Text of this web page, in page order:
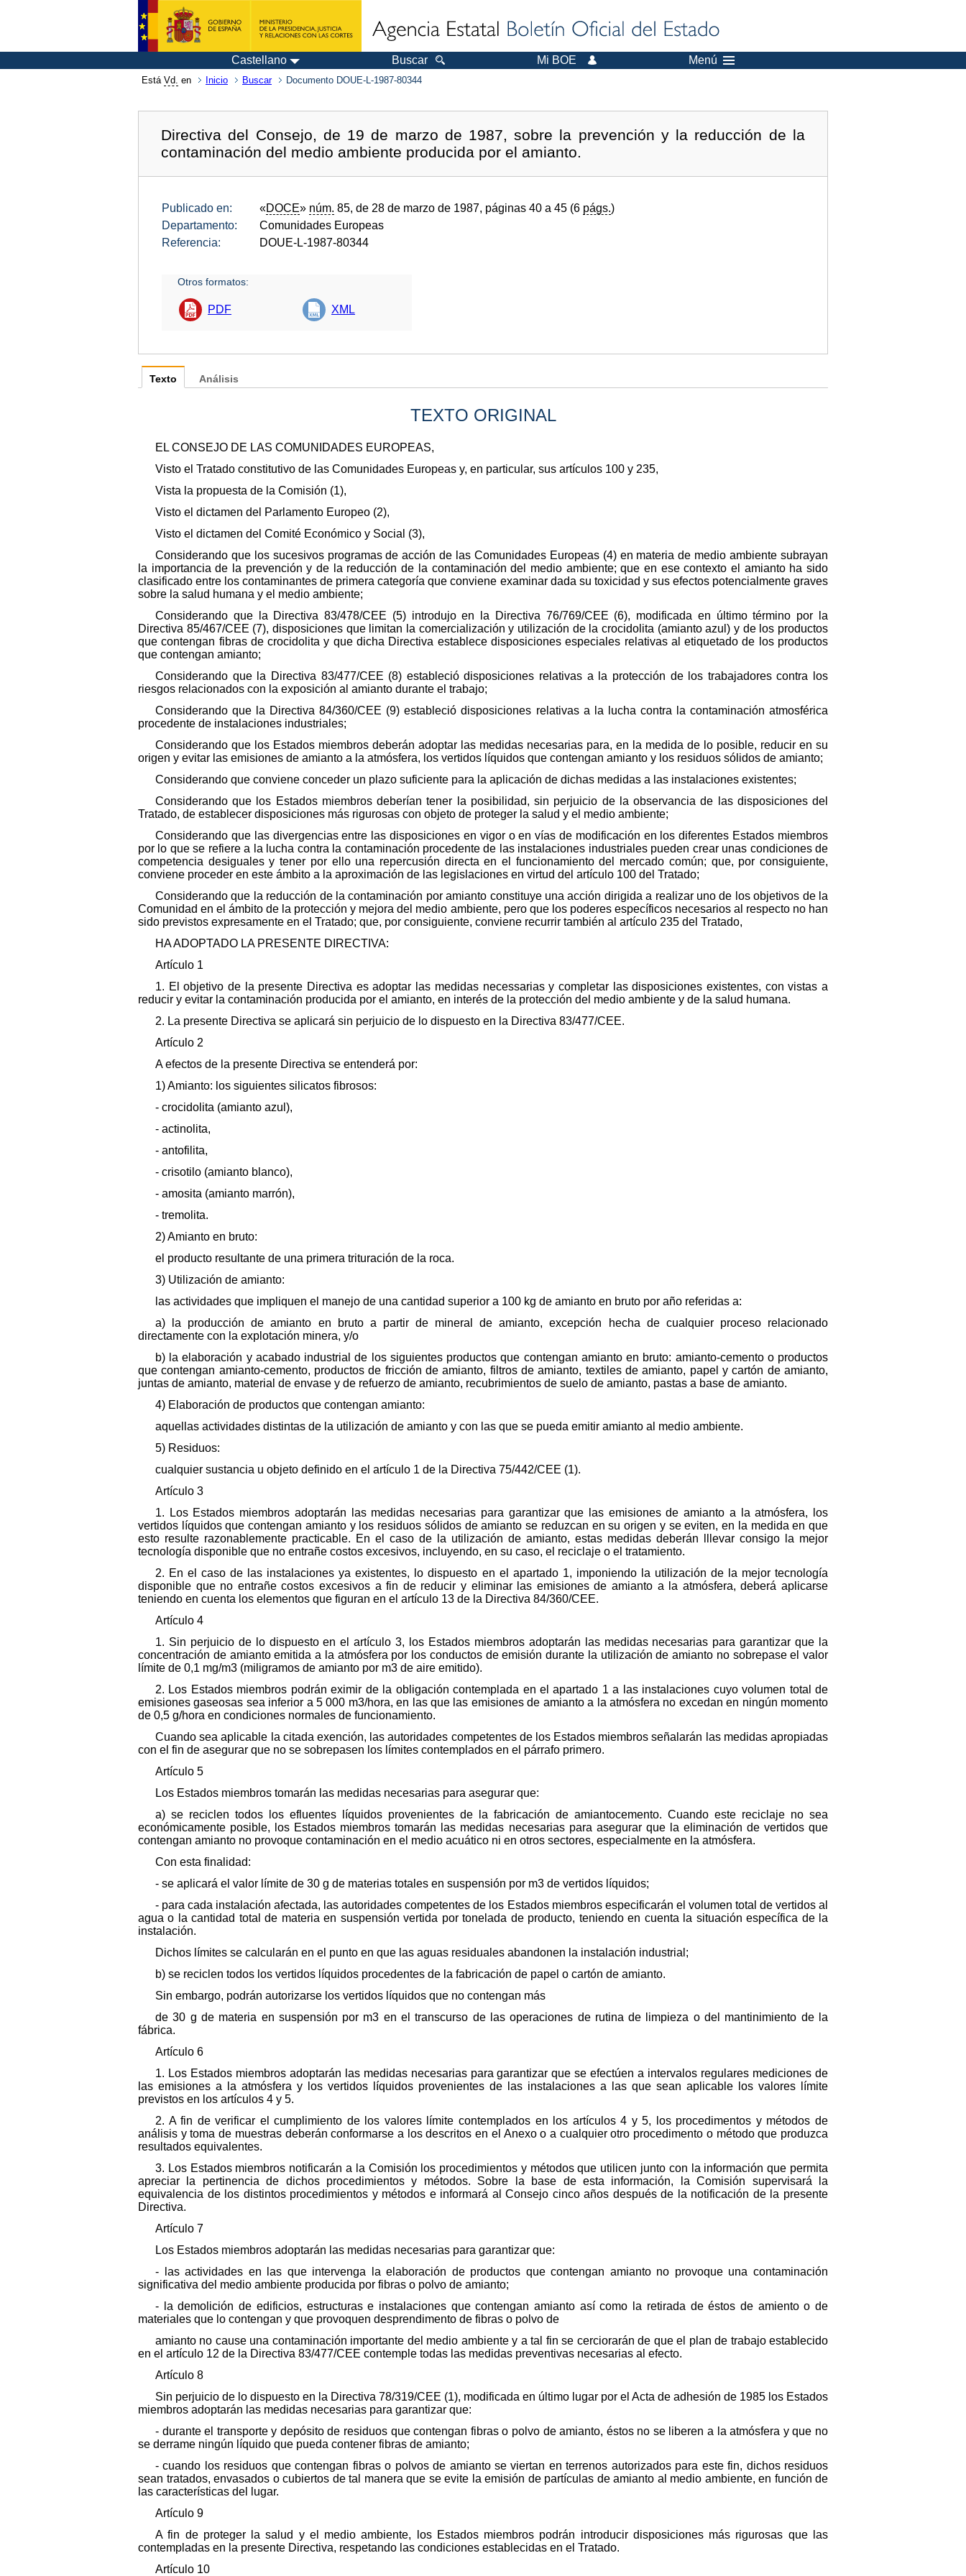
Castellano Buscar Mi BOE Menú
Está Vd. en Inicio Buscar Documento DOUE-L-1987-80344
Directiva del Consejo, de 19 de marzo de 1987, sobre la prevención y la reducción de la
contaminación del medio ambiente producida por el amianto.
Publicado en: «DOCE» núm. 85, de 28 de marzo de 1987, páginas 40 a 45 (6 págs.)
Departamento:
Comunidades Europeas
Referencia:
DOUE-L-1987-80344
Otros formatos:
PDF XML
Texto
TEXTO ORIGINAL
EL CONSEJO DE LAS COMUNIDADES EUROPEAS,
Visto el Tratado constitutivo de las Comunidades Europeas y, en particular, sus artículos 100 y 235,
Vista la propuesta de la Comisión (1),
Visto el dictamen del Parlamento Europeo (2),
Visto el dictamen del Comité Económico y Social (3),
Considerando que los sucesivos programas de acción de las Comunidades Europeas (4) en materia de medio ambiente subrayan
la importancia de la prevención y de la reducción de la contaminación del medio ambiente; que en ese contexto el amianto ha sido
clasificado entre los contaminantes de primera categoría que conviene examinar dada su toxicidad y sus efectos potencialmente graves
sobre la salud humana y el medio ambiente;
Considerando que la Directiva 83/478/CEE (5) introdujo en la Directiva 76/769/CEE (6), modificada en último término por la
Directiva 85/467/CEE (7), disposiciones que limitan la comercialización y utilización de la crocidolita (amianto azul) y de los productos
que contengan fibras de crocidolita y que dicha Directiva establece disposiciones especiales relativas al etiquetado de los productos
que contengan amianto;
Considerando que la Directiva 83/477/CEE (8) estableció disposiciones relativas a la protección de los trabajadores contra los
riesgos relacionados con la exposición al amianto durante el trabajo;
Considerando que la Directiva 84/360/CEE (9) estableció disposiciones relativas a la lucha contra la contaminación atmosférica
procedente de instalaciones industriales;
Considerando que los Estados miembros deberán adoptar las medidas necesarias para, en la medida de lo posible, reducir en su
origen y evitar las emisiones de amianto a la atmósfera, los vertidos líquidos que contengan amianto y los residuos sólidos de amianto;
Considerando que conviene conceder un plazo suficiente para la aplicación de dichas medidas a las instalaciones existentes;
Considerando que los Estados miembros deberían tener la posibilidad, sin perjuicio de la observancia de las disposiciones del
Tratado, de establecer disposiciones más rigurosas con objeto de proteger la salud y el medio ambiente;
Considerando que las divergencias entre las disposiciones en vigor o en vías de modificación en los diferentes Estados miembros
por lo que se refiere a la lucha contra la contaminación procedente de las instalaciones industriales pueden crear unas condiciones de
competencia desiguales y tener por ello una repercusión directa en el funcionamiento del mercado común; que, por consiguiente,
conviene proceder en este ámbito a la aproximación de las legislaciones en virtud del artículo 100 del Tratado;
Considerando que la reducción de la contaminación por amianto constituye una acción dirigida a realizar uno de los objetivos de la
Comunidad en el ámbito de la protección y mejora del medio ambiente, pero que los poderes específicos necesarios al respecto no han
sido previstos expresamente en el Tratado; que, por consiguiente, conviene recurrir también al artículo 235 del Tratado,
HA ADOPTADO LA PRESENTE DIRECTIVA:
Artículo 1
1. El objetivo de la presente Directiva es adoptar las medidas necessarias y completar las disposiciones existentes, con vistas a
reducir y evitar la contaminación producida por el amianto, en interés de la protección del medio ambiente y de la salud humana.
2. La presente Directiva se aplicará sin perjuicio de lo dispuesto en la Directiva 83/477/CEE.
Artículo 2
A efectos de la presente Directiva se entenderá por:
1) Amianto: los siguientes silicatos fibrosos:
- crocidolita (amianto azul),
- actinolita,
- antofilita,
- crisotilo (amianto blanco),
- amosita (amianto marrón),
- tremolita.
2) Amianto en bruto:
el producto resultante de una primera trituración de la roca.
3) Utilización de amianto:
las actividades que impliquen el manejo de una cantidad superior a 100 kg de amianto en bruto por año referidas a:
a) la producción de amianto en bruto a partir de mineral de amianto, excepción hecha de cualquier proceso relacionado
directamente con la explotación minera, y/o
b) la elaboración y acabado industrial de los siguientes productos que contengan amianto en bruto: amianto-cemento o productos
que contengan amianto-cemento, productos de fricción de amianto, filtros de amianto, textiles de amianto, papel y cartón de amianto,
juntas de amianto, material de envase y de refuerzo de amianto, recubrimientos de suelo de amianto, pastas a base de amianto.
4) Elaboración de productos que contengan amianto:
aquellas actividades distintas de la utilización de amianto y con las que se pueda emitir amianto al medio ambiente.
5) Residuos:
cualquier sustancia u objeto definido en el artículo 1 de la Directiva 75/442/CEE (1).
Artículo 3
1. Los Estados miembros adoptarán las medidas necesarias para garantizar que las emisiones de amianto a la atmósfera, los
vertidos líquidos que contengan amianto y los residuos sólidos de amianto se reduzcan en su origen y se eviten, en la medida en que
esto resulte razonablemente practicable. En el caso de la utilización de amianto, estas medidas deberán lllevar consigo la mejor
tecnología disponible que no entrañe costos excesivos, incluyendo, en su caso, el reciclaje o el tratamiento.
2. En el caso de las instalaciones ya existentes, lo dispuesto en el apartado 1, imponiendo la utilización de la mejor tecnología
disponible que no entrañe costos excesivos a fin de reducir y eliminar las emisiones de amianto a la atmósfera, deberá aplicarse
teniendo en cuenta los elementos que figuran en el artículo 13 de la Directiva 84/360/CEE.
Artículo 4
1. Sin perjuicio de lo dispuesto en el artículo 3, los Estados miembros adoptarán las medidas necesarias para garantizar que la
concentración de amianto emitida a la atmósfera por los conductos de emisión durante la utilización de amianto no sobrepase el valor
límite de 0,1 mg/m3 (miligramos de amianto por m3 de aire emitido).
2. Los Estados miembros podrán eximir de la obligación contemplada en el apartado 1 a las instalaciones cuyo volumen total de
emisiones gaseosas sea inferior a 5 000 m3/hora, en las que las emisiones de amianto a la atmósfera no excedan en ningún momento
de 0,5 g/hora en condiciones normales de funcionamiento.
Cuando sea aplicable la citada exención, las autoridades competentes de los Estados miembros señalarán las medidas apropiadas
con el fin de asegurar que no se sobrepasen los límites contemplados en el párrafo primero.
Artículo 5
Los Estados miembros tomarán las medidas necesarias para asegurar que:
a) se reciclen todos los efluentes líquidos provenientes de la fabricación de amiantocemento. Cuando este reciclaje no sea
económicamente posible, los Estados miembros tomarán las medidas necesarias para asegurar que la eliminación de vertidos que
contengan amianto no provoque contaminación en el medio acuático ni en otros sectores, especialmente en la atmósfera.
Con esta finalidad:
- se aplicará el valor límite de 30 g de materias totales en suspensión por m3 de vertidos líquidos;
- para cada instalación afectada, las autoridades competentes de los Estados miembros especificarán el volumen total de vertidos al
agua o la cantidad total de materia en suspensión vertida por tonelada de producto, teniendo en cuenta la situación específica de la
instalación.
Dichos límites se calcularán en el punto en que las aguas residuales abandonen la instalación industrial;
b) se reciclen todos los vertidos líquidos procedentes de la fabricación de papel o cartón de amianto.
Sin embargo, podrán autorizarse los vertidos líquidos que no contengan más
de 30 g de materia en suspensión por m3 en el transcurso de las operaciones de rutina de limpieza o del mantinimiento de la
fábrica.
Artículo 6
1. Los Estados miembros adoptarán las medidas necesarias para garantizar que se efectúen a intervalos regulares mediciones de
las emisiones a la atmósfera y los vertidos líquidos provenientes de las instalaciones a las que sean aplicable los valores límite
previstos en los artículos 4 y 5.
2. A fin de verificar el cumplimiento de los valores límite contemplados en los artículos 4 y 5, los procedimentos y métodos de
análisis y toma de muestras deberán conformarse a los descritos en el Anexo o a cualquier otro procedimento o método que produzca
resultados equivalentes.
3. Los Estados miembros notificarán a la Comisión los procedimientos y métodos que utilicen junto con la información que permita
apreciar la pertinencia de dichos procedimientos y métodos. Sobre la base de esta información, la Comisión supervisará la
equivalencia de los distintos procedimientos y métodos e informará al Consejo cinco años después de la notificación de la presente
Directiva.
Artículo 7
Los Estados miembros adoptarán las medidas necesarias para garantizar que:
- las actividades en las que intervenga la elaboración de productos que contengan amianto no provoque una contaminación
significativa del medio ambiente producida por fibras o polvo de amianto;
- la demolición de edificios, estructuras e instalaciones que contengan amianto así como la retirada de éstos de amiento o de
materiales que lo contengan y que provoquen desprendimento de fibras o polvo de
amianto no cause una contaminación importante del medio ambiente y a tal fin se cerciorarán de que el plan de trabajo establecido
en el artículo 12 de la Directiva 83/477/CEE contemple todas las medidas preventivas necesarias al efecto.
Artículo 8
Sin perjuicio de lo dispuesto en la Directiva 78/319/CEE (1), modificada en último lugar por el Acta de adhesión de 1985 los Estados
miembros adoptarán las medidas necesarias para garantizar que:
- durante el transporte y depósito de residuos que contengan fibras o polvo de amianto, éstos no se liberen a la atmósfera y que no
se derrame ningún líquido que pueda contener fibras de amianto;
- cuando los residuos que contengan fibras o polvos de amianto se viertan en terrenos autorizados para este fin, dichos residuos
sean tratados, envasados o cubiertos de tal manera que se evite la emisión de partículas de amianto al medio ambiente, en función de
las características del lugar.
Artículo 9
A fin de proteger la salud y el medio ambiente, los Estados miembros podrán introducir disposiciones más rigurosas que las
contempladas en la presente Directiva, respetando las condiciones establecidas en el Tratado.
Artículo 10
Análisis